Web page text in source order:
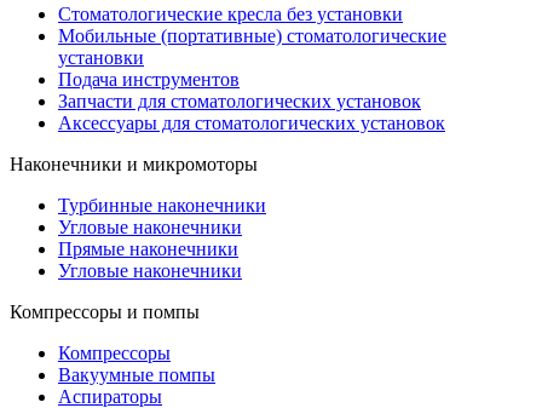
Стоматологические кресла без установки
Мобильные (портативные) стоматологические
установки
Подача инструментов
Запчасти для стоматологических установок
Аксессуары для стоматологических установок
Наконечники и микромоторы
Турбинные наконечники
Угловые наконечники
Прямые наконечники
Угловые наконечники
Компрессоры и помпы
Компрессоры
Вакуумные помпы
Аспираторы